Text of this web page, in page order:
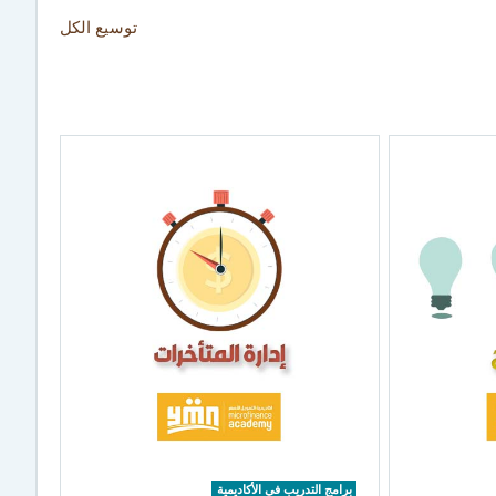
توسيع الكل
برامج التدريب في الأكاديمية